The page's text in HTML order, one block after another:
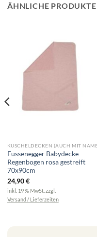
ÄHNLICHE PRODUKTE
KUSCHELDECKEN (AUCH MIT
Fussenegger Babydecke
Regenbogen rosa gestreift
70x90cm
24,90€
inkl. 19 % MwSt. zzgl.
Versand / Lieferzeiten